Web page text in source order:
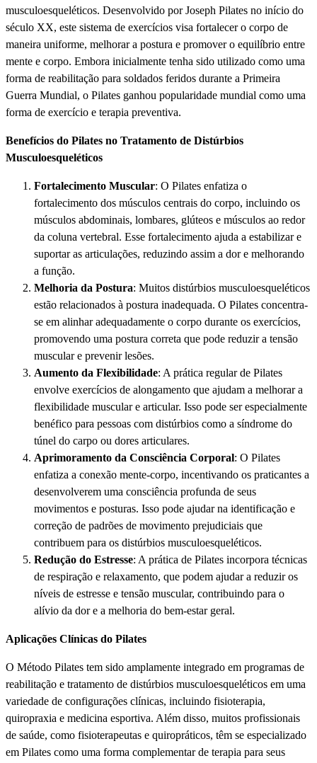
musculoesqueléticos. Desenvolvido por Joseph Pilates no início do
século XX, este sistema de exercícios visa fortalecer o corpo de
maneira uniforme, melhorar a postura e promover o equilíbrio entre
mente e corpo. Embora inicialmente tenha sido utilizado como uma
forma de reabilitação para soldados feridos durante a Primeira
Guerra Mundial, o Pilates ganhou popularidade mundial como uma
forma de exercício e terapia preventiva.
Benefícios do Pilates no Tratamento de Distúrbios
Musculoesqueléticos
Fortalecimento Muscular: O Pilates enfatiza o
fortalecimento dos músculos centrais do corpo, incluindo os
músculos abdominais, lombares, glúteos e músculos ao redor
da coluna vertebral. Esse fortalecimento ajuda a estabilizar e
suportar as articulações, reduzindo assim a dor e melhorando
a função.
Melhoria da Postura: Muitos distúrbios musculoesqueléticos
estão relacionados à postura inadequada. O Pilates concentra-
se em alinhar adequadamente o corpo durante os exercícios,
promovendo uma postura correta que pode reduzir a tensão
muscular e prevenir lesões.
Aumento da Flexibilidade: A prática regular de Pilates
envolve exercícios de alongamento que ajudam a melhorar a
flexibilidade muscular e articular. Isso pode ser especialmente
benéfico para pessoas com distúrbios como a síndrome do
túnel do carpo ou dores articulares.
Aprimoramento da Consciência Corporal: O Pilates
enfatiza a conexão mente-corpo, incentivando os praticantes a
desenvolverem uma consciência profunda de seus
movimentos e posturas. Isso pode ajudar na identificação e
correção de padrões de movimento prejudiciais que
contribuem para os distúrbios musculoesqueléticos.
Redução do Estresse: A prática de Pilates incorpora técnicas
de respiração e relaxamento, que podem ajudar a reduzir os
níveis de estresse e tensão muscular, contribuindo para o
alívio da dor e a melhoria do bem-estar geral.
Aplicações Clínicas do Pilates
O Método Pilates tem sido amplamente integrado em programas de
reabilitação e tratamento de distúrbios musculoesqueléticos em uma
variedade de configurações clínicas, incluindo fisioterapia,
quiropraxia e medicina esportiva. Além disso, muitos profissionais
de saúde, como fisioterapeutas e quiropráticos, têm se especializado
em Pilates como uma forma complementar de terapia para seus